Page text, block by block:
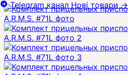
Telegram канал Нові товари→